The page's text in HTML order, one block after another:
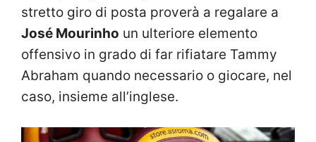
stretto giro di posta proverà a regalare a
José Mourinho un ulteriore elemento
offensivo in grado di far rifiatare Tammy
Abraham quando necessario o giocare, nel
caso, insieme all’inglese.